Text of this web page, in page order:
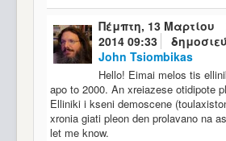
Πέμπτη, 13 Μαρτίου
2014 09:33
John Tsiombikas
Hello! Eimai melos tis
apo to 2000. An xreiazese otidipote
Elliniki i kseni demoscene
xronia giati pleon den prolavano na
let me know.